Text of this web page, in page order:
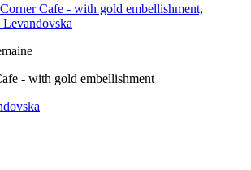
- with gold embellishment